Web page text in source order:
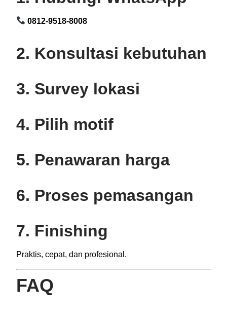
0812-9518-8008
2. Konsultasi kebutuhan
3. Survey lokasi
4. Pilih motif
5. Penawaran harga
6. Proses pemasangan
7. Finishing
Praktis, cepat, dan profesional.
FAQ